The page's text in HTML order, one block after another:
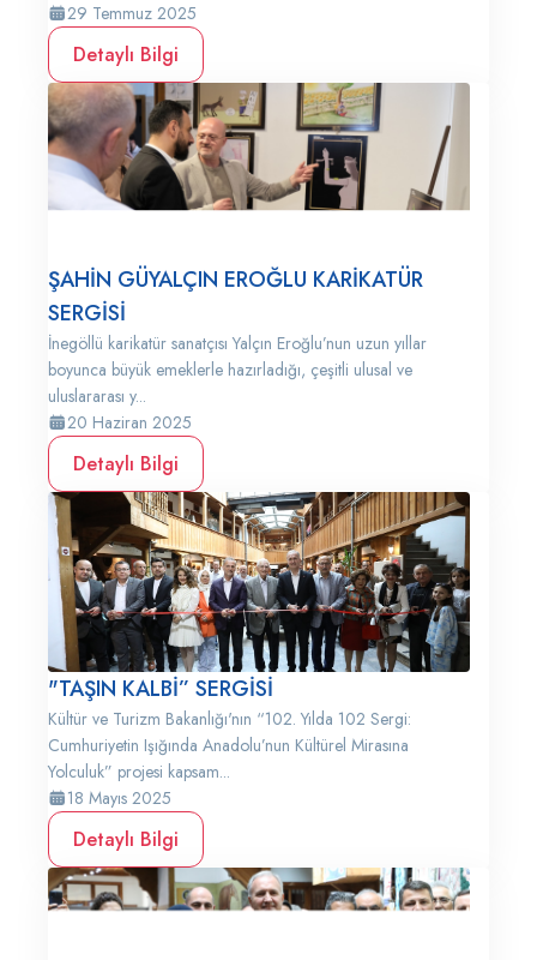
29 Temmuz 2025
Detaylı Bilgi
ŞAHİN GÜYALÇIN EROĞLU KARİKATÜR
SERGİSİ
İnegöllü karikatür sanatçısı Yalçın Eroğlu’nun uzun yıllar
boyunca büyük emeklerle hazırladığı, çeşitli ulusal ve
uluslararası y...
20 Haziran 2025
Detaylı Bilgi
"TAŞIN KALBİ” SERGİSİ
Kültür ve Turizm Bakanlığı'nın “102. Yılda 102 Sergi:
Cumhuriyetin Işığında Anadolu’nun Kültürel Mirasına
Yolculuk” projesi kapsam...
18 Mayıs 2025
Detaylı Bilgi